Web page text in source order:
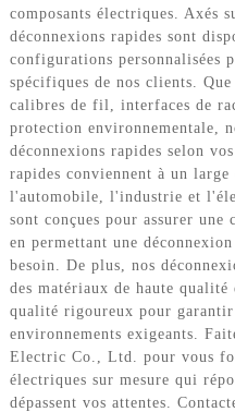
composants électriques. Axés
déconnexions rapides sont
configurations personnalisées
spécifiques de nos clients.
calibres de fil, interfaces de
protection environnementale,
déconnexions rapides selon
rapides conviennent à un
l'automobile, l'industrie et
sont conçues pour assurer
en permettant une
besoin. De plus, nos
des matériaux de haute qualité
qualité rigoureux pour
environnements exigeants.
Electric Co., Ltd. pour vous
électriques sur mesure qui
dépassent vos attentes.